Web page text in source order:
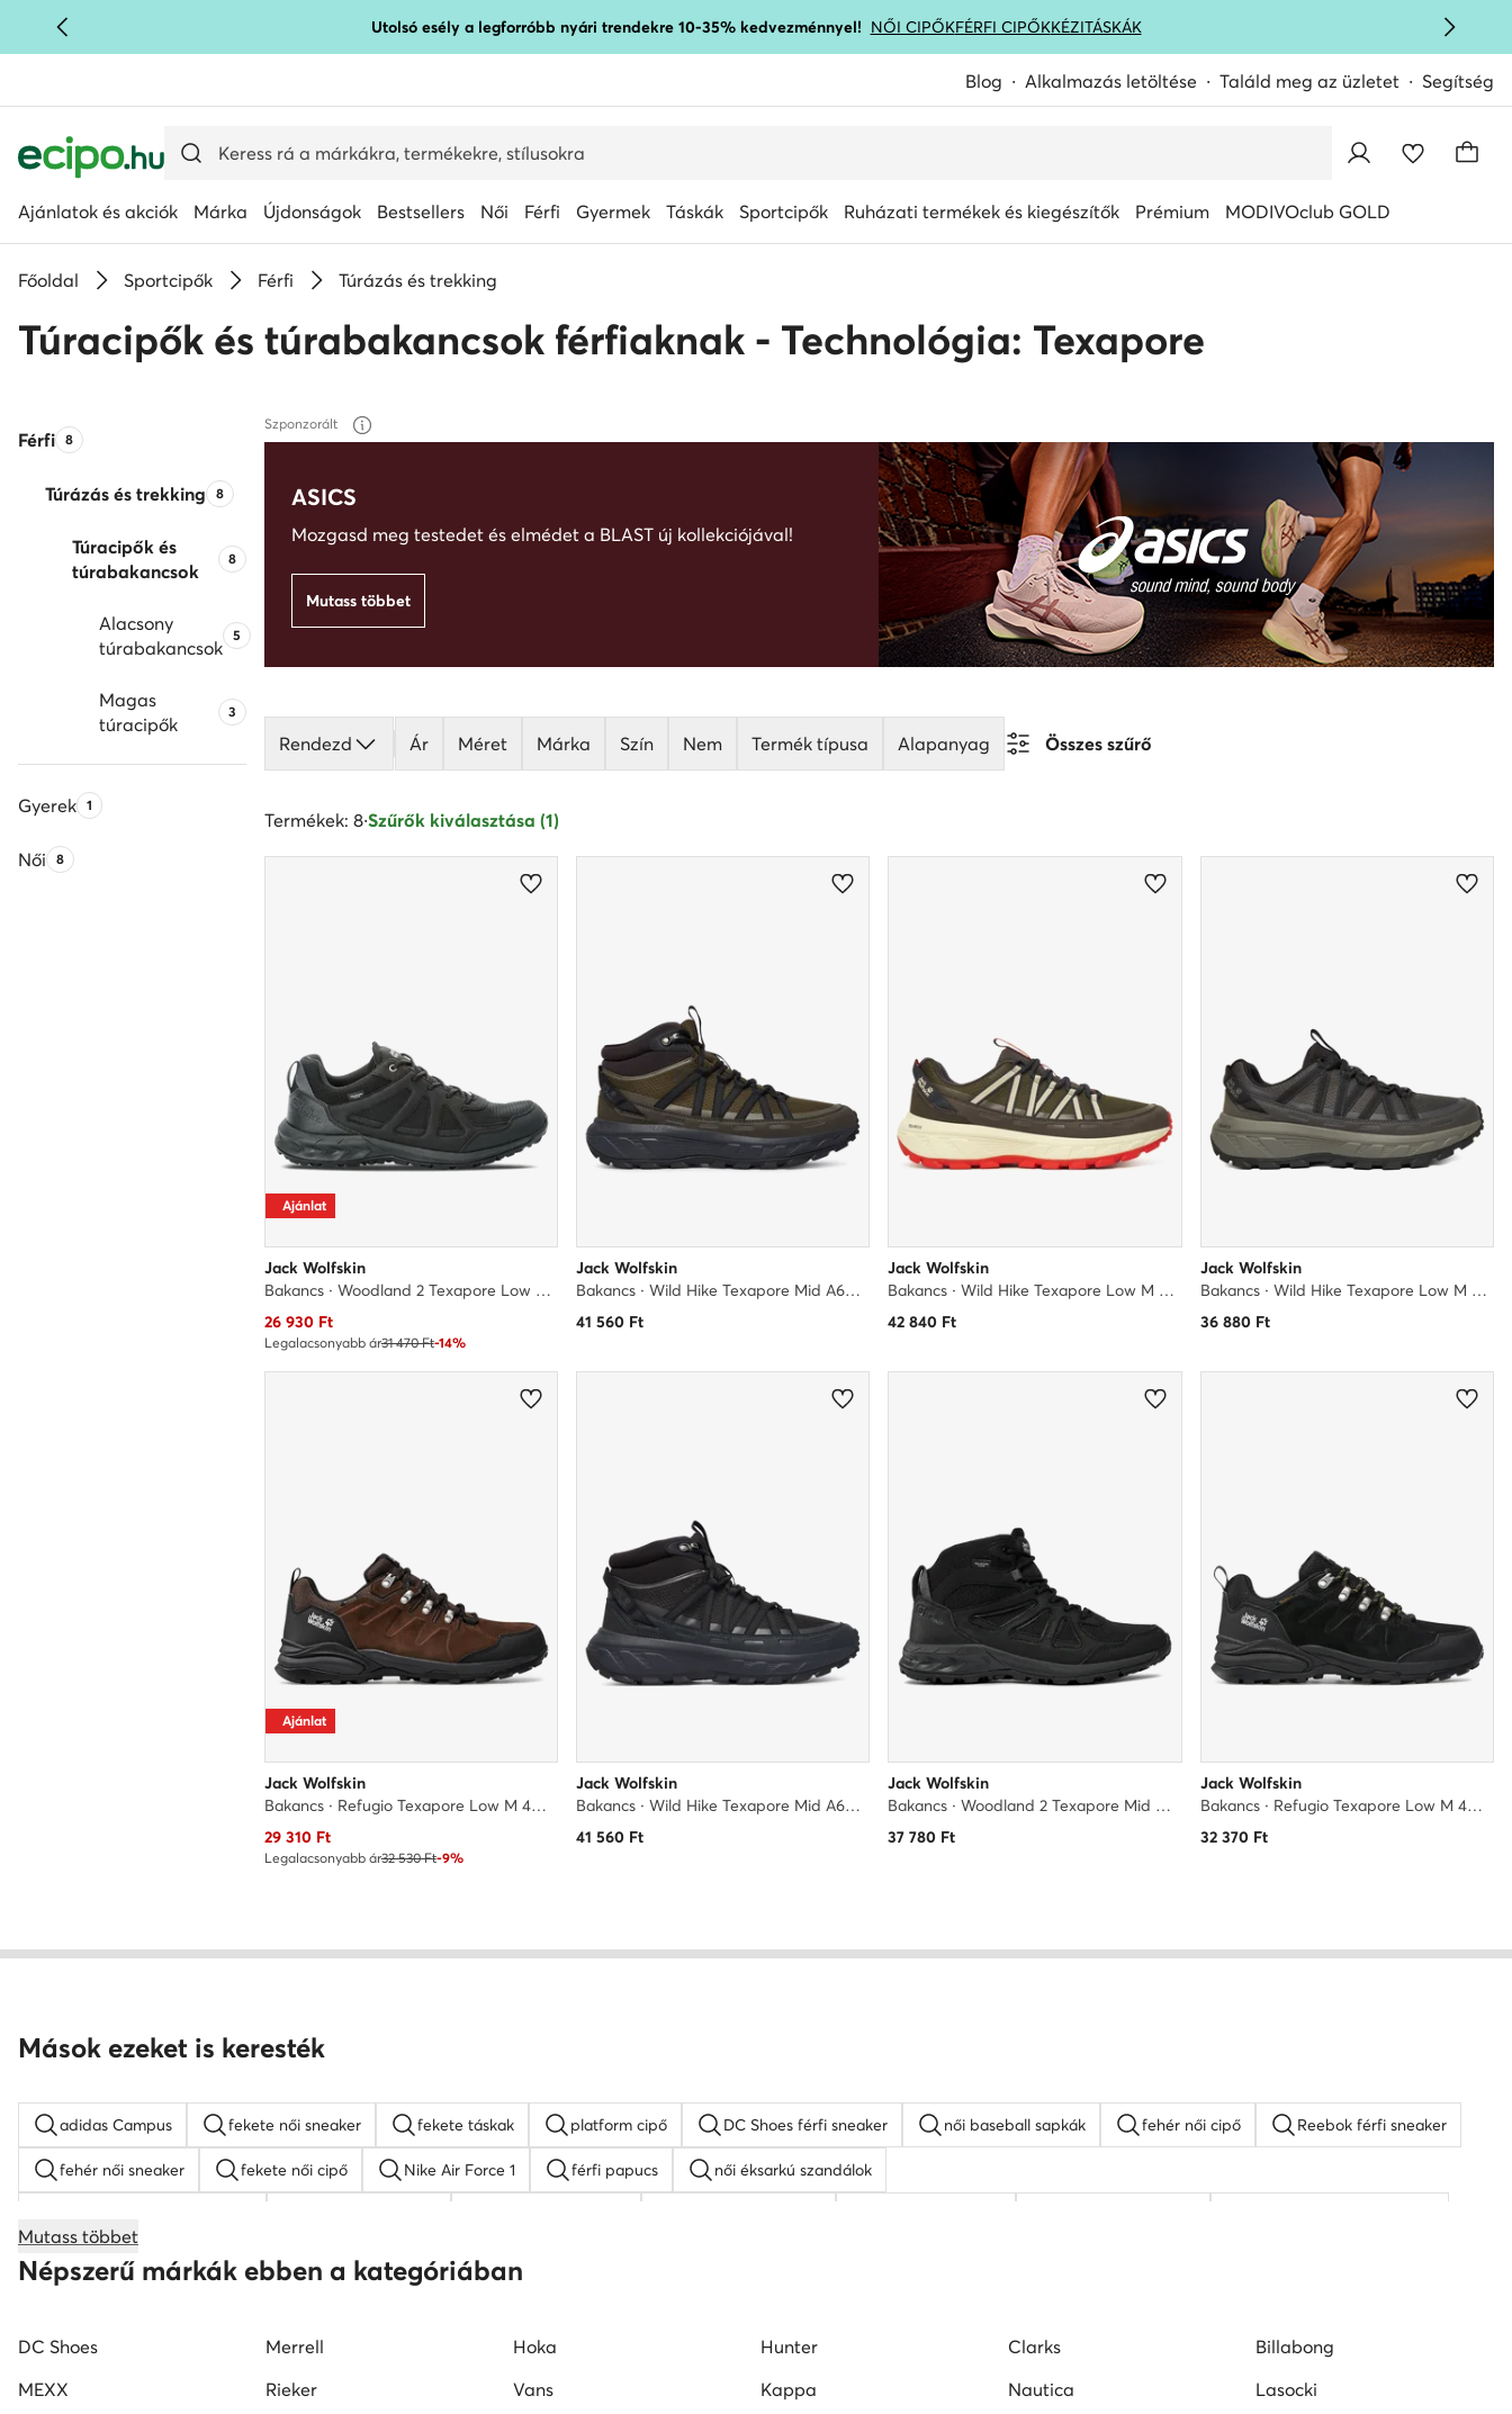
UGRÁS A FŐ TARTALOMRA Utolsó esély a legforróbb nyári trendekre 10-35% kedvezménnyel! NŐI CIPŐKFÉRFI CIPŐKKÉZITÁSKÁK
Blog Alkalmazás letöltése Találd meg az üzletet Segítség
Ajánlatok és akciók Márka Újdonságok Bestsellers Női Férfi Gyermek Táskák Sportcipők Ruházati termékek és kiegészítők Prémium MODIVOclub GOLD
Főoldal Sportcipők Férfi Túrázás és trekking
Túracipők és túrabakancsok férfiaknak - Technológia: Texapore
FérfiTermékek száma:
8
Túrázás és trekkingTermékek száma:
8
Túracipők és
túrabakancsok
Termékek száma:
8
Alacsony
túrabakancsok
Termékek száma:
5
Magas
túracipők
Termékek száma:
3
GyerekTermékek száma:
1
NőiTermékek száma:
8
Szponzorált
ASICS
Mozgasd meg testedet és elmédet a BLAST új kollekciójával!
Mutass többet
Rendezd Ár Méret Márka Szín Nem Termék típusa Alapanyag Összes szűrő
Termékek: 8·Szűrők kiválasztása (1)
Ajánlat
Jack Wolfskin
Bakancs · Woodland 2 Texapore Low 4051271 · Fekete
Aktuális ár
26 930Ft
Legalacsonyabb ár31 470 Ft-14%
Jack Wolfskin
Bakancs · Wild Hike Texapore Mid A65576 · Khaki
41 560Ft
Jack Wolfskin
Bakancs · Wild Hike Texapore Low M A65577 · Khaki
42 840 Ft
Jack Wolfskin
Bakancs · Wild Hike Texapore Low M A65577 6156 · Fekete
36 880Ft
Ajánlat
Jack Wolfskin
Bakancs · Refugio Texapore Low M 4049851 · Barna
Aktuális ár
29 310Ft
Legalacsonyabb ár32 530 Ft-9%
Jack Wolfskin
Bakancs · Wild Hike Texapore Mid A65576 · Fekete
41 560Ft
Jack Wolfskin
Bakancs · Woodland 2 Texapore Mid M 4051261 · Fekete
37 780 Ft
Jack Wolfskin
Bakancs · Refugio Texapore Low M 4049851 · Fekete
32 370Ft
Mások ezeket is keresték
adidas Campus fekete női sneaker fekete táskak platform cipő DC Shoes férfi sneaker női baseball sapkák fehér női cipő Reebok férfi sneaker
fehér női sneaker fekete női cipő Nike Air Force 1 férfi papucs női éksarkú szandálok
Guess női cipő fekete férfi cipő fehér férfi cipő
Mutass többet
Népszerű márkák ebben a kategóriában
DC Shoes Merrell Hoka Hunter Clarks
Billabong
MEXX
Rieker Vans Kappa Nautica
Lasocki